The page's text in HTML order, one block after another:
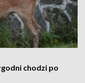
chodzi po